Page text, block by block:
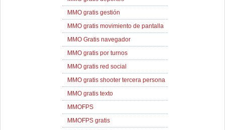
MMO gratis gestión
MMO gratis movimiento de pantalla
MMO Gratis navegador
MMO gratis por turnos
MMO gratis red social
MMO gratis shooter tercera persona
MMO gratis texto
MMOFPS
MMOFPS gratis